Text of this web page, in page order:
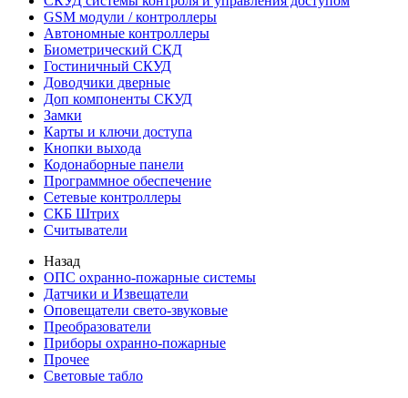
GSM модули / контроллеры
Автономные контроллеры
Биометрический СКД
Гостиничный СКУД
Доводчики дверные
Доп компоненты СКУД
Замки
Карты и ключи доступа
Кнопки выхода
Кодонаборные панели
Программное обеспечение
Сетевые контроллеры
СКБ Штрих
Считыватели
Назад
ОПС охранно-пожарные системы
Датчики и Извещатели
Оповещатели свето-звуковые
Преобразователи
Приборы охранно-пожарные
Прочее
Световые табло